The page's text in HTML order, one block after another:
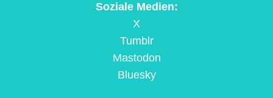
Soziale Medien:
X
Tumblr
Mastodon
Bluesky